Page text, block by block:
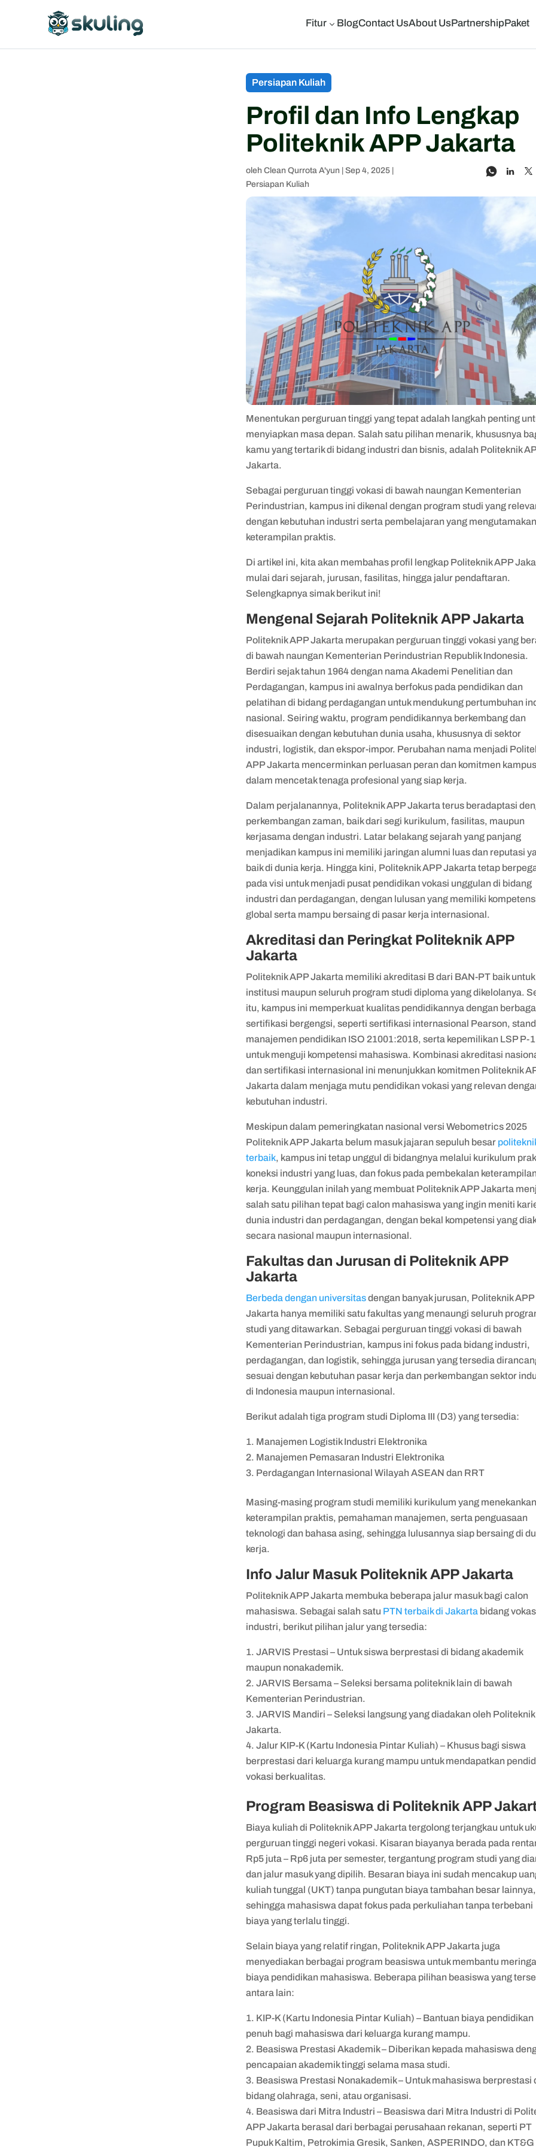
Fitur3 BlogContact UsAbout UsPartnershipPaket
Persiapan Kuliah
Profil dan Info Lengkap
Politeknik APP Jakarta
olehClean Qurrota A'yun |Sep 4, 2025
Persiapan Kuliah
Menentukan perguruan tinggi yang tepat adalah langkah penting
menyiapkan masa depan. Salah satu pilihan menarik, khususnya
kamu yang tertarik di bidang industri dan bisnis, adalah Politeknik
Jakarta.
Sebagai perguruan tinggi vokasi di bawah naungan Kementerian
Perindustrian, kampus ini dikenal dengan program studi yang
dengan kebutuhan industri serta pembelajaran yang mengutamakan
keterampilan praktis.
Di artikel ini, kita akan membahas profil lengkap Politeknik APP
mulai dari sejarah, jurusan, fasilitas, hingga jalur pendaftaran.
Selengkapnya simak berikut ini!
Mengenal Sejarah Politeknik APP Jakarta
Politeknik APP Jakarta merupakan perguruan tinggi vokasi yang
di bawah naungan Kementerian Perindustrian Republik Indonesia.
Berdiri sejak tahun 1964 dengan nama Akademi Penelitian dan
Perdagangan, kampus ini awalnya berfokus pada pendidikan dan
pelatihan di bidang perdagangan untuk mendukung pertumbuhan
nasional. Seiring waktu, program pendidikannya berkembang dan
disesuaikan dengan kebutuhan dunia usaha, khususnya di sektor
industri, logistik, dan ekspor-impor. Perubahan nama menjadi
APP Jakarta mencerminkan perluasan peran dan komitmen kampus
dalam mencetak tenaga profesional yang siap kerja.
Dalam perjalanannya, Politeknik APP Jakarta terus beradaptasi
perkembangan zaman, baik dari segi kurikulum, fasilitas, maupun
kerjasama dengan industri. Latar belakang sejarah yang panjang
menjadikan kampus ini memiliki jaringan alumni luas dan reputasi
baik di dunia kerja. Hingga kini, Politeknik APP Jakarta tetap
pada visi untuk menjadi pusat pendidikan vokasi unggulan di bidang
industri dan perdagangan, dengan lulusan yang memiliki
global serta mampu bersaing di pasar kerja internasional.
Akreditasi dan Peringkat Politeknik APP
Jakarta
​​Politeknik APP Jakarta memiliki akreditasi B dari BAN-PT baik untuk
institusi maupun seluruh program studi diploma yang dikelolanya.
itu, kampus ini memperkuat kualitas pendidikannya dengan
sertifikasi bergengsi, seperti sertifikasi internasional Pearson,
manajemen pendidikan ISO 21001:2018, serta kepemilikan LSP P-1
untuk menguji kompetensi mahasiswa. Kombinasi akreditasi
dan sertifikasi internasional ini menunjukkan komitmen Politeknik
Jakarta dalam menjaga mutu pendidikan vokasi yang relevan
kebutuhan industri.
Meskipun dalam pemeringkatan nasional versi Webometrics 2025
Politeknik APP Jakarta belum masuk jajaran sepuluh besar
terbaik, kampus ini tetap unggul di bidangnya melalui kurikulum
koneksi industri yang luas, dan fokus pada pembekalan
kerja. Keunggulan inilah yang membuat Politeknik APP Jakarta
salah satu pilihan tepat bagi calon mahasiswa yang ingin meniti
dunia industri dan perdagangan, dengan bekal kompetensi yang
secara nasional maupun internasional.
Fakultas dan Jurusan di Politeknik APP
Jakarta
Berbeda dengan universitasdengan banyak jurusan, Politeknik APP
Jakarta hanya memiliki satu fakultas yang menaungi seluruh
studi yang ditawarkan. Sebagai perguruan tinggi vokasi di bawah
Kementerian Perindustrian, kampus ini fokus pada bidang industri,
perdagangan, dan logistik, sehingga jurusan yang tersedia
sesuai dengan kebutuhan pasar kerja dan perkembangan sektor
di Indonesia maupun internasional.
Berikut adalah tiga program studi Diploma III (D3) yang tersedia:
Manajemen Logistik Industri Elektronika
Manajemen Pemasaran Industri Elektronika
Perdagangan Internasional Wilayah ASEAN dan RRT
Masing-masing program studi memiliki kurikulum yang menekankan
keterampilan praktis, pemahaman manajemen, serta penguasaan
teknologi dan bahasa asing, sehingga lulusannya siap bersaing di
kerja.
Info Jalur Masuk Politeknik APP Jakarta
Politeknik APP Jakarta membuka beberapa jalur masuk bagi calon
mahasiswa. Sebagai salah satu PTN terbaik di Jakarta bidang
industri, berikut pilihan jalur yang tersedia:
JARVIS Prestasi – Untuk siswa berprestasi di bidang akademik
maupun nonakademik.
JARVIS Bersama – Seleksi bersama politeknik lain di bawah
Kementerian Perindustrian.
JARVIS Mandiri – Seleksi langsung yang diadakan oleh
Jakarta.
Jalur KIP-K (Kartu Indonesia Pintar Kuliah) – Khusus bagi siswa
berprestasi dari keluarga kurang mampu untuk mendapatkan
vokasi berkualitas.
Program Beasiswa di Politeknik APP
Biaya kuliah di Politeknik APP Jakarta tergolong terjangkau untuk
perguruan tinggi negeri vokasi. Kisaran biayanya berada pada
Rp5 juta – Rp6 juta per semester, tergantung program studi yang
dan jalur masuk yang dipilih. Besaran biaya ini sudah mencakup
kuliah tunggal (UKT) tanpa pungutan biaya tambahan besar lainnya,
sehingga mahasiswa dapat fokus pada perkuliahan tanpa terbebani
biaya yang terlalu tinggi.
Selain biaya yang relatif ringan, Politeknik APP Jakarta juga
menyediakan berbagai program beasiswa untuk membantu
biaya pendidikan mahasiswa. Beberapa pilihan beasiswa yang
antara lain:
KIP-K (Kartu Indonesia Pintar Kuliah) – Bantuan biaya pendidikan
penuh bagi mahasiswa dari keluarga kurang mampu.
Beasiswa Prestasi Akademik – Diberikan kepada mahasiswa
pencapaian akademik tinggi selama masa studi.
Beasiswa Prestasi Nonakademik – Untuk mahasiswa berprestasi
bidang olahraga, seni, atau organisasi.
Beasiswa dari Mitra Industri – Beasiswa dari Mitra Industri di
APP Jakarta berasal dari berbagai perusahaan rekanan, seperti PT
Pupuk Kaltim, Petrokimia Gresik, Sanken, ASPERINDO, dan KT&G